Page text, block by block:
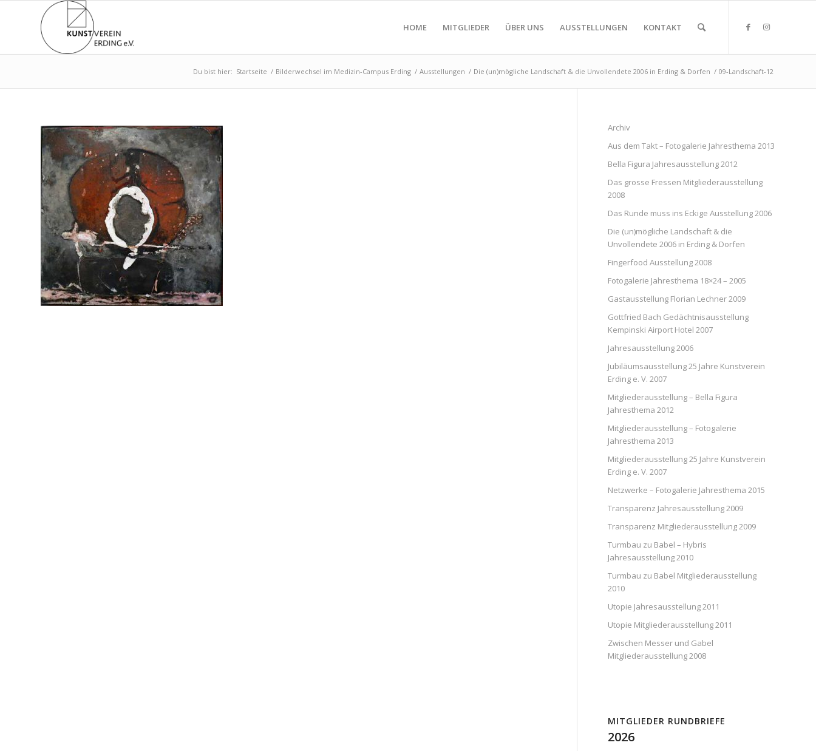
HOME MITGLIEDER ÜBER UNS AUSSTELLUNGEN KONTAKT
Du bist hier: Startseite / Bilderwechsel im Medizin-Campus Erding / Ausstellungen / Die (un)mögliche Landschaft & die Unvollendete 2006 in Erding & Dorfen / 09-Landschaft-12
Archiv
Aus dem Takt – Fotogalerie Jahresthema 2013
Bella Figura Jahresausstellung 2012
Das grosse Fressen Mitgliederausstellung
2008
Das Runde muss ins Eckige Ausstellung 2006
Die (un)mögliche Landschaft & die
Unvollendete 2006 in Erding & Dorfen
Fingerfood Ausstellung 2008
Fotogalerie Jahresthema 18×24 – 2005
Gastausstellung Florian Lechner 2009
Gottfried Bach Gedächtnisausstellung
Kempinski Airport Hotel 2007
Jahresausstellung 2006
Jubiläumsausstellung 25 Jahre Kunstverein
Erding e. V. 2007
Mitgliederausstellung – Bella Figura
Jahresthema 2012
Mitgliederausstellung – Fotogalerie
Jahresthema 2013
Mitgliederausstellung 25 Jahre Kunstverein
Erding e. V. 2007
Netzwerke – Fotogalerie Jahresthema 2015
Transparenz Jahresausstellung 2009
Transparenz Mitgliederausstellung 2009
Turmbau zu Babel – Hybris
Jahresausstellung 2010
Turmbau zu Babel Mitgliederausstellung
2010
Utopie Jahresausstellung 2011
Utopie Mitgliederausstellung 2011
Zwischen Messer und Gabel
Mitgliederausstellung 2008
MITGLIEDER RUNDBRIEFE
2026